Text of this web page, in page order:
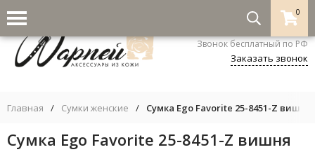
0
8-800-333-5530
Звонок бесплатный по РФ
Заказать звонок
Главная / Сумки женские / Сумка Ego Favorite 25-8451-Z вишня
Сумка Ego Favorite 25-8451-Z вишня